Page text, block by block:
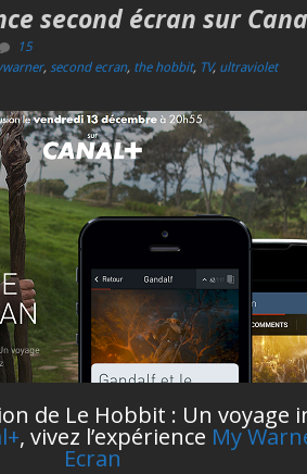
second écran sur
15
, second ecran, the hobbit, TV, ultraviolet
de Le Hobbit : Un voyage
, vivez l’expérience My
Ecran